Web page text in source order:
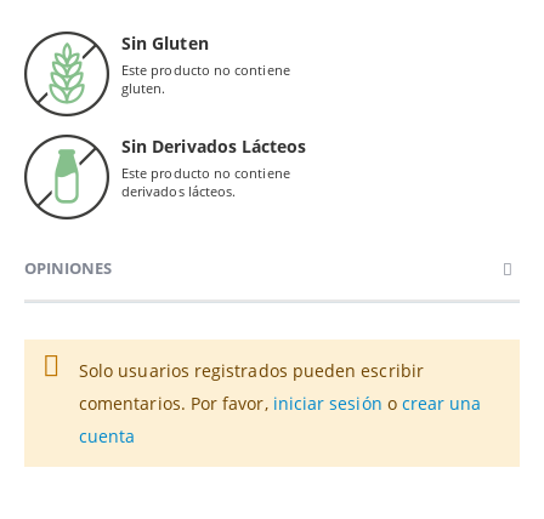
Sin Gluten
Este producto no contiene
gluten.
Sin Derivados Lácteos
Este producto no contiene
derivados lácteos.
OPINIONES
Solo usuarios registrados pueden escribir
comentarios. Por favor, iniciar sesión o crear una
cuenta